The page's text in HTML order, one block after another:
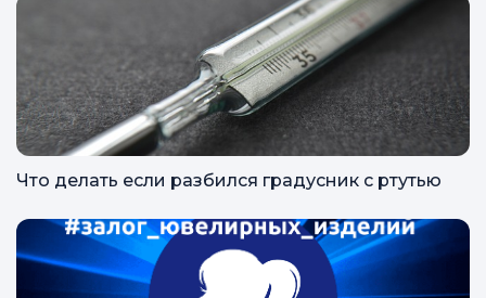
Что делать если разбился градусник с ртутью